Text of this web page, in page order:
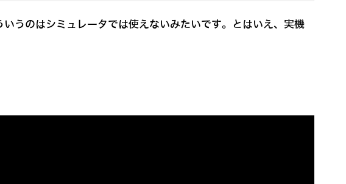
うのはシミュレータでは使えないみたいです。とはいえ、実機